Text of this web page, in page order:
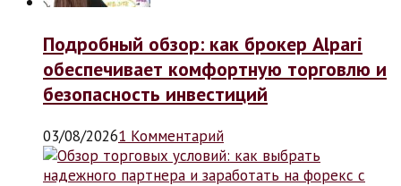
Подробный обзор: как брокер Alpari
обеспечивает комфортную торговлю и
безопасность инвестиций
03/08/20261 Комментарий